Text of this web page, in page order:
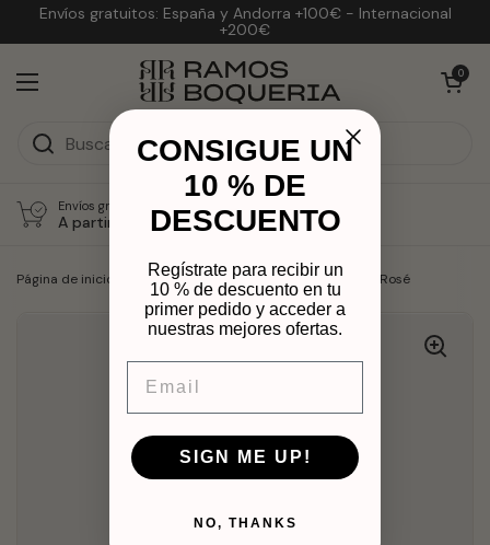
Ir al contenido
Envíos gratuitos: España y Andorra +100€ - Internacional
+200€
Abrir menú
Abrir carrito
0
Envíos gratuitos España/Andorra
A partir de 100€
Página de inicio Colecciones / Moët&Chandon Mini Rosé
CONSIGUE UN
10 % DE
DESCUENTO
Regístrate para recibir un
10 % de descuento en tu
primer pedido y acceder a
nuestras mejores ofertas.
SIGN ME UP!
NO, THANKS